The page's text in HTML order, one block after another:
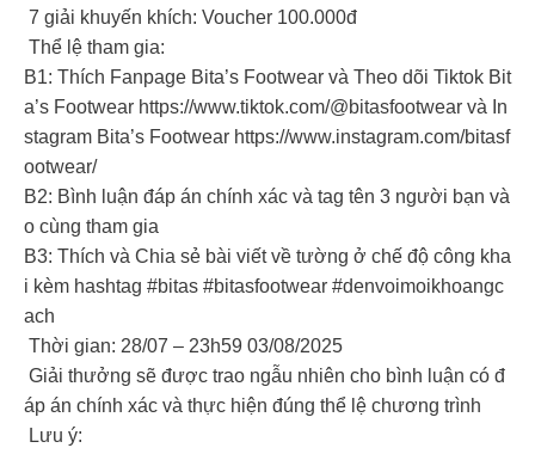
7 giải khuyến khích: Voucher 100.000đ
Thể lệ tham gia:
B1: Thích Fanpage Bita’s Footwear và Theo dõi Tiktok Bit
a’s Footwear https://www.tiktok.com/@bitasfootwear và In
stagram Bita’s Footwear https://www.instagram.com/bitasf
ootwear/
B2: Bình luận đáp án chính xác và tag tên 3 người bạn và
o cùng tham gia
B3: Thích và Chia sẻ bài viết về tường ở chế độ công kha
i kèm hashtag #bitas #bitasfootwear #denvoimoikhoangc
ach
Thời gian: 28/07 – 23h59 03/08/2025
Giải thưởng sẽ được trao ngẫu nhiên cho bình luận có đ
áp án chính xác và thực hiện đúng thể lệ chương trình
Lưu ý: